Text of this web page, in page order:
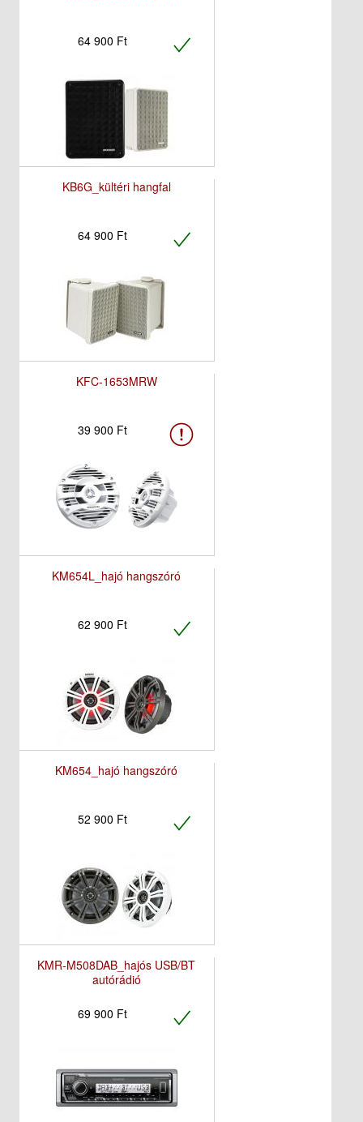
64 900 Ft
KB6G_kültéri hangfal
64 900 Ft
KFC-1653MRW
39 900 Ft
KM654L_hajó hangszóró
62 900 Ft
KM654_hajó hangszóró
52 900 Ft
KMR-M508DAB_hajós USB/BT
autórádió
69 900 Ft